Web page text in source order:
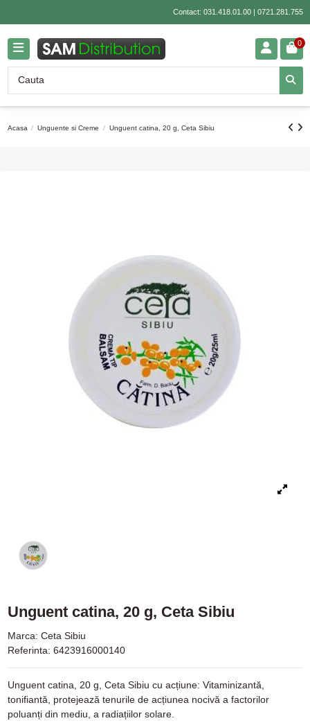
Contact: 031.418.01.00| 0721.281.755
0
Acasa Unguente si Creme Unguent catina, 20 g, Ceta Sibiu
Unguent catina, 20 g, Ceta Sibiu
Marca: Ceta Sibiu
Referinta: 6423916000140
Unguent catina, 20 g, Ceta Sibiu cu acțiune: Vitaminizantă,
tonifiantă, protejează tenurile de acțiunea nocivă a factorilor
poluanți din mediu, a radiațiilor solare.